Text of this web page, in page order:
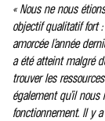
« Nous ne nous
objectif qualitatif fort
amorcée l’année
a été atteint malgré
trouver les
également qu’il
fonctionnement. Il y